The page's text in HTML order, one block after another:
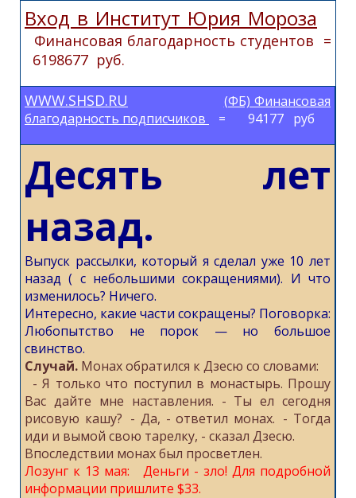
Вход в Институт Юрия Мороза
Финансовая благодарность студентов =
6198677 руб.
WWW.SHSD.RU
(ФБ) Финансовая
благодарность подписчиков
= 94177 руб
Десять лет
назад.
Выпуск рассылки, который я сделал уже 10 лет
назад ( с небольшими сокращениями). И что
изменилось? Ничего.
Интересно, какие части сокращены? Поговорка:
Любопытство не порок — но большое
свинство.
Случай. Монах обратился к Дзесю со словами:
- Я только что поступил в монастырь. Прошу
Вас дайте мне наставления. - Ты ел сегодня
рисовую кашу? - Да, - ответил монах. - Тогда
иди и вымой свою тарелку, - сказал Дзесю.
Впоследствии монах был просветлен.
Лозунг к 13 мая: Деньги - зло! Для подробной
информации пришлите $33.